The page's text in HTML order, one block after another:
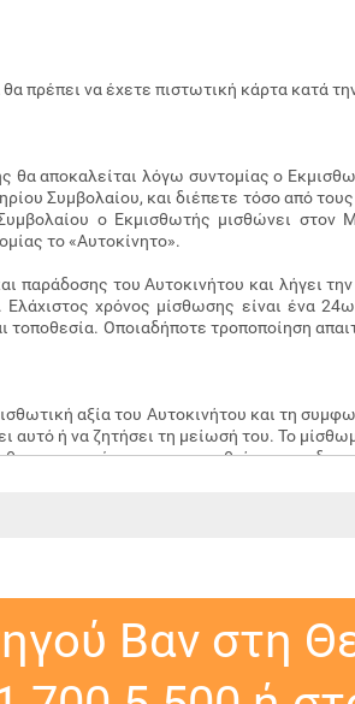
πρέπει να έχετε πιστωτική κάρτα κατά
θα αποκαλείται λόγω συντομίας ο
Συμβολαίου, και διέπετε τόσο από
ο Εκμισθωτής μισθώνει στον
το «Αυτοκίνητο».
παράδοσης του Αυτοκινήτου και λήγει
χρόνος μίσθωσης είναι ένα
Οποιαδήποτε τροποποίηση
αξία του Αυτοκινήτου και τη
ή να ζητήσει τη μείωσή του. Το
που έχουν συμφωνηθεί και
οικεία θέση της εμπρόσθιας όψης.
Βαν στη